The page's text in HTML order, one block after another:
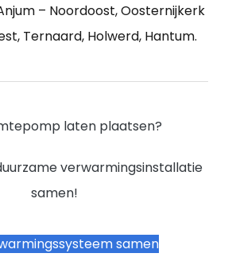
– Noordoost, Oosternijkerk
Ternaard, Holwerd, Hantum.
laten plaatsen?
verwarmingsinstallatie
samen!
samen